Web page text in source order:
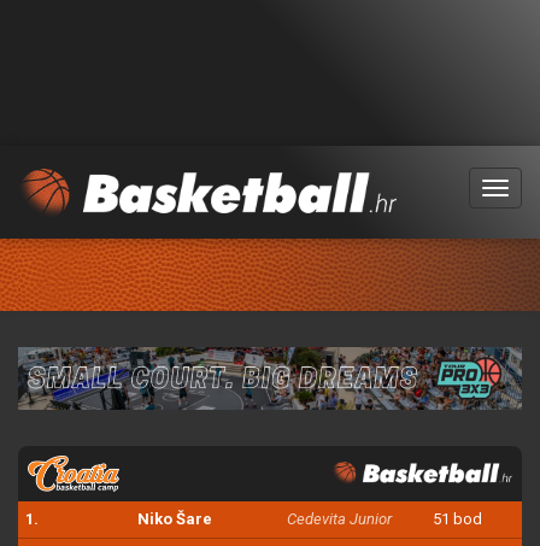
Menu
1. Niko Šare Cedevita Junior 51 bod